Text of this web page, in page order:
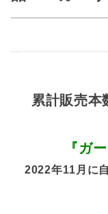
累計販売本
『ガ
2022年11月に